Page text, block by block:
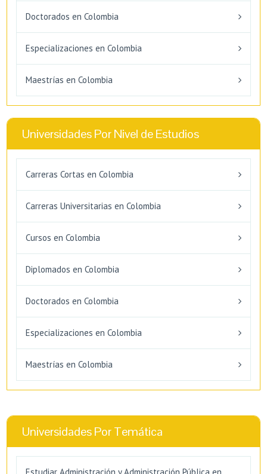
Doctorados en Colombia
Especializaciones en Colombia
Maestrías en Colombia
Universidades Por Nivel de Estudios
Carreras Cortas en Colombia
Carreras Universitarias en Colombia
Cursos en Colombia
Diplomados en Colombia
Doctorados en Colombia
Especializaciones en Colombia
Maestrías en Colombia
Universidades Por Temática